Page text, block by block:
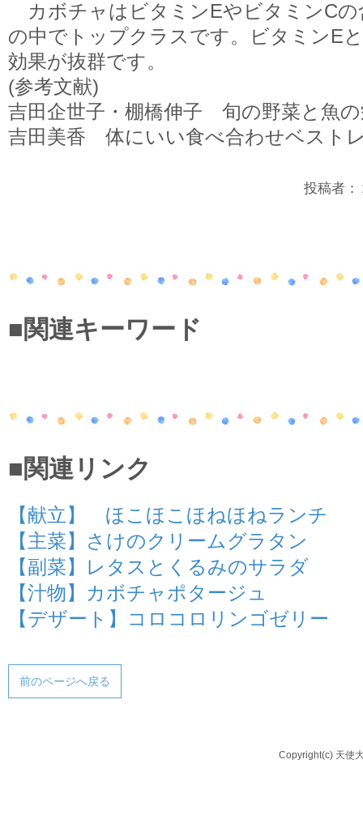
カボチャはビタミンEやビタミンCの
の中でトップクラスです。ビタミンE
効果が抜群です。
(参考文献)
吉田企世子・棚橋伸子 旬の野菜と魚の
吉田美香 体にいい食べ合わせベスト
投稿者
■関連キーワード
■関連リンク
【献立】 ほこほこほねほねランチ
【主菜】さけのクリームグラタン
【副菜】レタスとくるみのサラダ
【汁物】カボチャポタージュ
【デザート】コロコロリンゴゼリー
前のページへ戻る
Copyright(c) 天使